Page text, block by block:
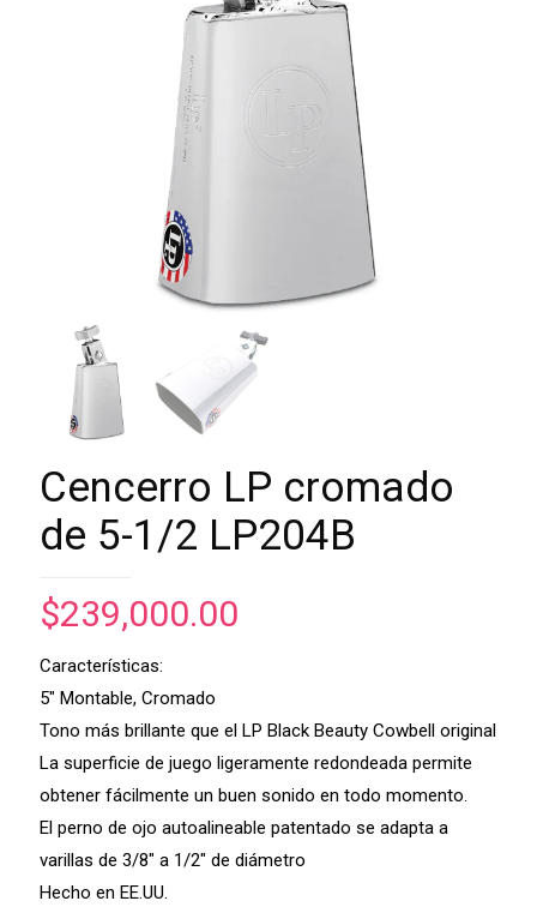
Cencerro LP cromado
de 5-1/2 LP204B
$239,000.00
Características:
5″ Montable, Cromado
Tono más brillante que el LP Black Beauty Cowbell original
La superficie de juego ligeramente redondeada permite
obtener fácilmente un buen sonido en todo momento.
El perno de ojo autoalineable patentado se adapta a
varillas de 3/8″ a 1/2″ de diámetro
Hecho en EE.UU.